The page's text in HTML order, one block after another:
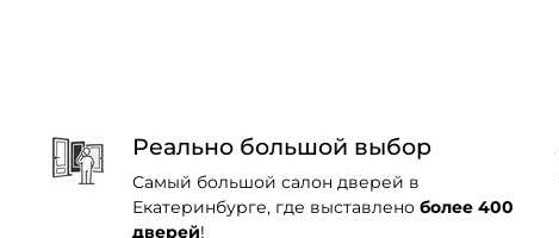
Реально большой выбор
Самый большой салон дверей в
Екатеринбурге, где выставлено более 400
дверей!